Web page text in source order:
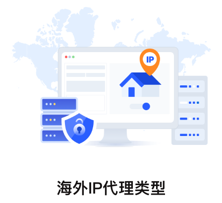
海外IP代理类型